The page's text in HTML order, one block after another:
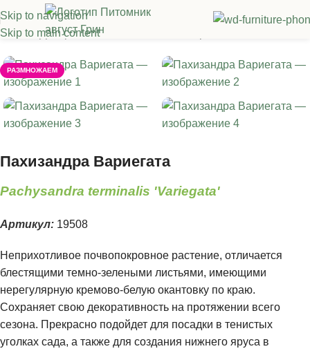
Skip to navigation
Skip to main content
/Декоративные многолетники
РАЗМНОЖАЕМ
Пахизандра Вариегата
Pachysandra terminalis 'Variegata'
Артикул: 19508
Неприхотливое почвопокровное растение, отличается
блестящими темно-зелеными листьями, имеющими
нерегулярную кремово-белую окантовку по краю.
Сохраняет свою декоративность на протяжении всего
сезона. Прекрасно подойдет для посадки в тенистых
уголках сада, а также для создания нижнего яруса в